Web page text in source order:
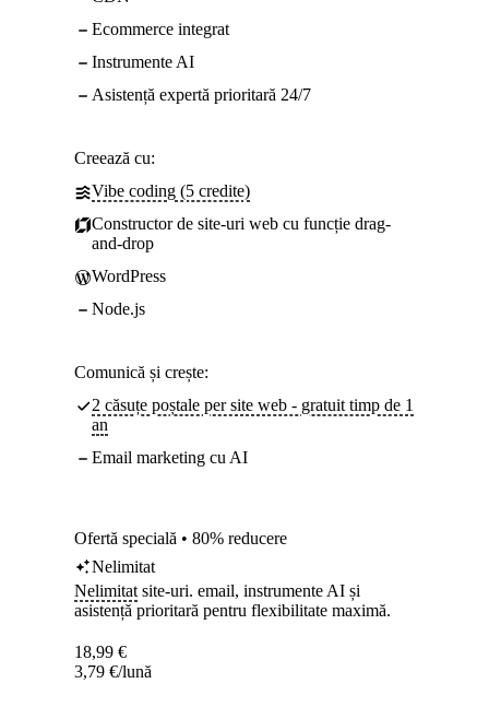
Ecommerce integrat
Instrumente AI
Asistență expertă prioritară 24/7
Creează cu:
Vibe coding (5 credite)
Constructor de site-uri web cu funcție drag-
and-drop
WordPress
Node.js
Comunică și crește:
2 căsuțe poștale per site web - gratuit timp de 1
an
Email marketing cu AI
Ofertă specială • 80% reducere
Nelimitat
Nelimitat site-uri. email, instrumente AI și
asistență prioritară pentru flexibilitate maximă.
18,99 €
3,79 €/lună